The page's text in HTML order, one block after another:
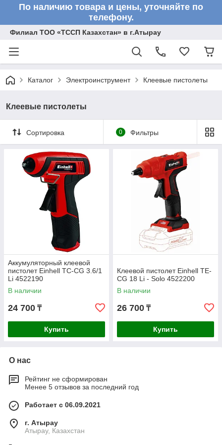
По наличию товара и цены, уточняйте по
телефону.
Филиал ТОО «ТССП Казахстан» в г.Атырау
Каталог Электроинструмент Клеевые пистолеты
Клеевые пистолеты
Сортировка 0 Фильтры
Аккумуляторный клеевой
пистолет Einhell TC-CG 3.6/1
Li 4522190
В наличии
24 700 ₸
Купить
Клеевой пистолет Einhell TE-
CG 18 Li - Solo 4522200
В наличии
26 700 ₸
Купить
О нас
Рейтинг не сформирован
Менее 5 отзывов за последний год
Работает с 06.09.2021
г. Атырау
Атырау, Казахстан